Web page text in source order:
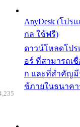
AnyDesk (โปร
กล ใช้ฟรี)
ดาวน์โหลดโปร
อร์ ที่สามารถเ
ก และที่สำคัญมี
ช้ภายในธนาคา